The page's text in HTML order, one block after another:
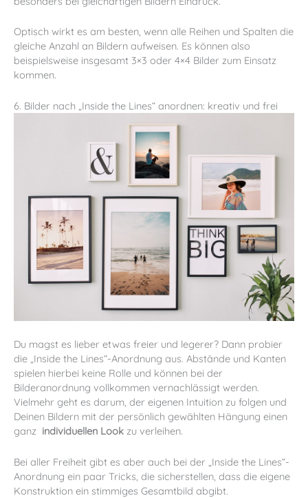
Optisch wirkt es am besten, wenn alle Reihen und Spalten die
gleiche Anzahl an Bildern aufweisen. Es können also
beispielsweise insgesamt 3×3 oder 4×4 Bilder zum Einsatz
kommen.
6. Bilder nach „Inside the Lines“ anordnen: kreativ und frei
Du magst es lieber etwas freier und legerer? Dann probier
die „Inside the Lines“-Anordnung aus. Abstände und Kanten
spielen hierbei keine Rolle und können bei der
Bilderanordnung vollkommen vernachlässigt werden.
Vielmehr geht es darum, der eigenen Intuition zu folgen und
Deinen Bildern mit der persönlich gewählten Hängung einen
ganz individuellen Look zu verleihen.
Bei aller Freiheit gibt es aber auch bei der „Inside the Lines“-
Anordnung ein paar Tricks, die sicherstellen, dass die eigene
Konstruktion ein stimmiges Gesamtbild abgibt.